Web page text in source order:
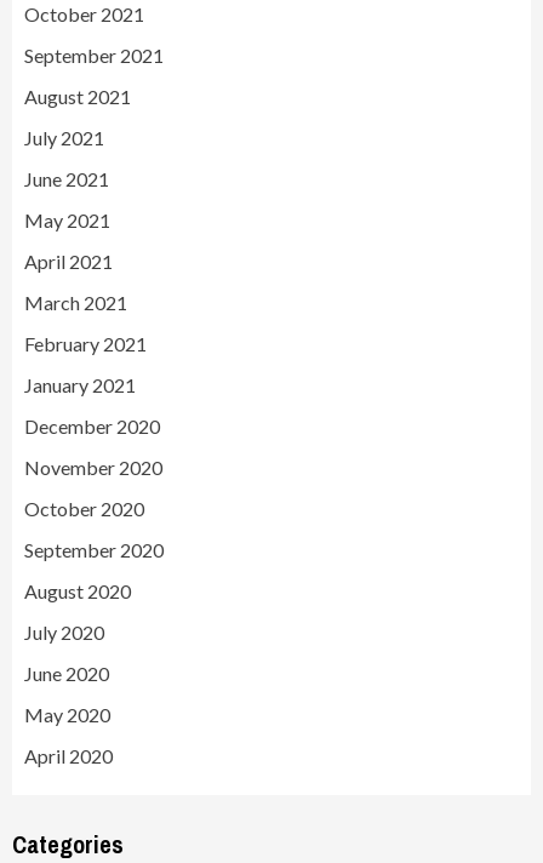
October 2021
September 2021
August 2021
July 2021
June 2021
May 2021
April 2021
March 2021
February 2021
January 2021
December 2020
November 2020
October 2020
September 2020
August 2020
July 2020
June 2020
May 2020
April 2020
Categories